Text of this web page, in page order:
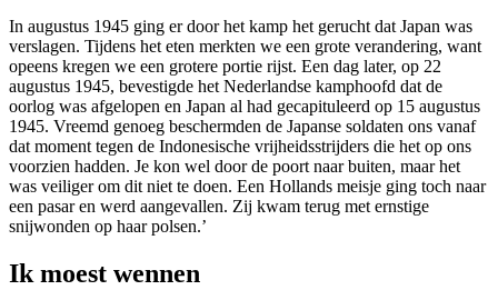
In augustus 1945 ging er door het kamp het gerucht dat Japan was
verslagen. Tijdens het eten merkten we een grote verandering, want
opeens kregen we een grotere portie rijst. Een dag later, op 22
augustus 1945, bevestigde het Nederlandse kamphoofd dat de
oorlog was afgelopen en Japan al had gecapituleerd op 15 augustus
1945. Vreemd genoeg beschermden de Japanse soldaten ons vanaf
dat moment tegen de Indonesische vrijheidsstrijders die het op ons
voorzien hadden. Je kon wel door de poort naar buiten, maar het
was veiliger om dit niet te doen. Een Hollands meisje ging toch naar
een pasar en werd aangevallen. Zij kwam terug met ernstige
snijwonden op haar polsen.’
Ik moest wennen